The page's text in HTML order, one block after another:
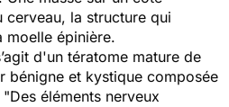
cerveau, la structure qui
moelle épinière.
d'un tératome mature de
bénigne et kystique composée
"Des éléments nerveux